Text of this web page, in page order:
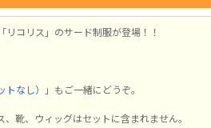
コリス」のサード制服が登場！！
トなし）」 もご一緒にどうぞ。
靴、ウィッグはセットに含まれません。